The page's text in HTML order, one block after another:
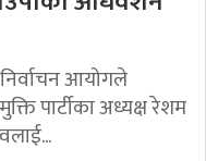
आयोगले
पार्टीका अध्यक्ष रेशम